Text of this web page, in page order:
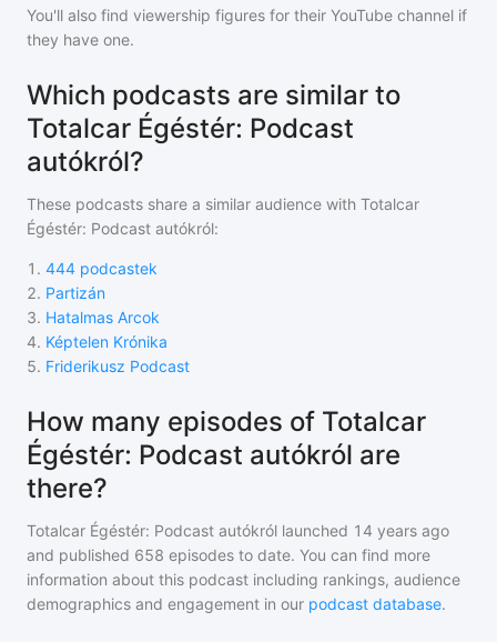
You'll also find viewership figures for their YouTube channel if
they have one.
Which podcasts are similar to
Totalcar Égéstér: Podcast
autókról?
These podcasts share a similar audience with Totalcar
Égéstér: Podcast autókról:
1 . 444 podcastek
2. Partizán
3. Hatalmas Arcok
4. Képtelen Krónika
5. Friderikusz Podcast
How many episodes of Totalcar
Égéstér: Podcast autókról are
there?
Totalcar Égéstér: Podcast autókról launched 14 years ago
and published 658 episodes to date. You can find more
information about this podcast including rankings, audience
demographics and engagement in our podcast database.